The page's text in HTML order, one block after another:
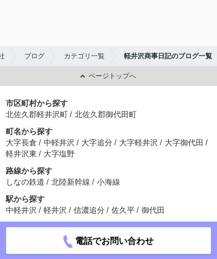
ブログ カテゴリ一覧 軽井沢商事日記のブログ一覧
ページトップへ
市区町村から探す
北佐久郡軽井沢町 / 北佐久郡御代田町
町名から探す
大字長倉 / 中軽井沢 / 大字追分 / 大字軽井沢 / 大字御代田 /
軽井沢東 / 大字塩野
路線から探す
しなの鉄道 / 北陸新幹線 / 小海線
駅から探す
中軽井沢 / 軽井沢 / 信濃追分 / 佐久平 / 御代田
電話でお問い合わせ